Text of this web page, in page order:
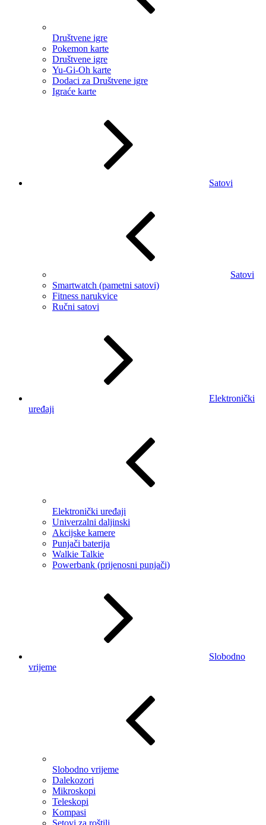
Društvene igre
Pokemon karte
Društvene igre
Yu-Gi-Oh karte
Dodaci za Društvene igre
Igraće karte
Satovi
Satovi
Smartwatch (pametni satovi)
Fitness narukvice
Ručni satovi
Elektronički
uređaji
Elektronički uređaji
Univerzalni daljinski
Akcijske kamere
Punjači baterija
Walkie Talkie
Powerbank (prijenosni punjači)
Slobodno
vrijeme
Slobodno vrijeme
Dalekozori
Mikroskopi
Teleskopi
Kompasi
Setovi za roštilj